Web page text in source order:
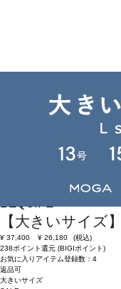
【大きいサイズ
¥ 37,400 ¥ 26,180
(税込)
238ポイント還元 (BIGIポイント)
お気に入りアイテム登録数： 4
返品可
大きいサイズ